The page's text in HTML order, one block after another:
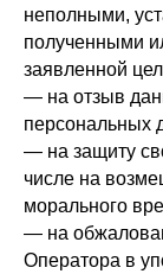
неполными,
полученными
заявленной
— на отзыв
персональных
— на защиту
числе на
морального
— на
Оператора в